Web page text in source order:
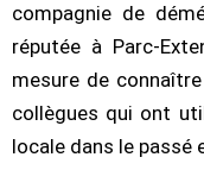
compagnie de
réputée à Parc-
mesure de
collègues qui ont
locale dans le